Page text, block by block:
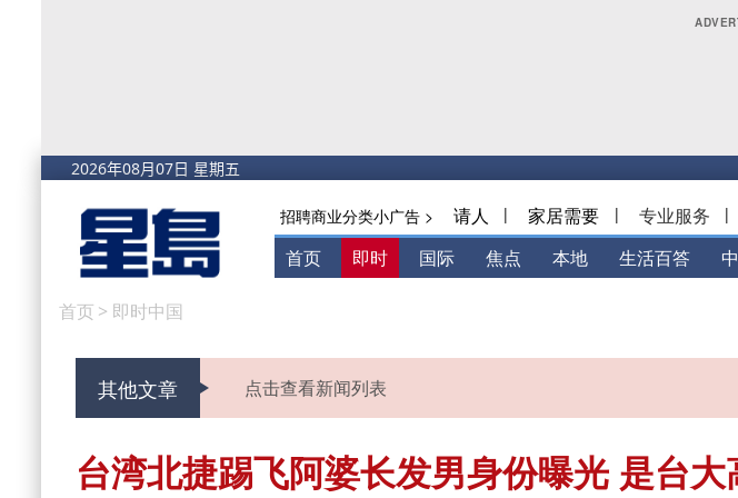
招聘商业分类小广告 > 请人 | 家居需要 | 专业服务 |
首页 即时 国际 焦点 本地 生活百答
首页 > 即时中国
其他文章 点击查看新闻列表
台湾北捷踢飞阿婆长发男身份曝光 是台